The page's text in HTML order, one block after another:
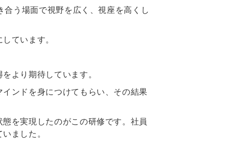
う場面で視野を広く、視座を高くし
ています。
より期待しています。
ンドを身につけてもらい、その結果
を実現したのがこの研修です。社員
ました。